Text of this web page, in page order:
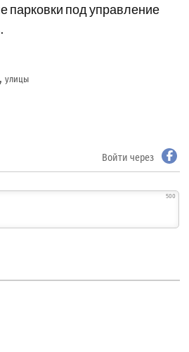
парковки под управление
, улицы
Войти через
500